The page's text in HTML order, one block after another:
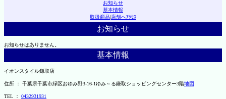
お知らせ
基本情報
取扱商品|店舗へｱｸｾｽ
お知らせ
お知らせはありません。
基本情報
イオンスタイル鎌取店
住所 ： 千葉県千葉市緑区おゆみ野3-16-1ゆみ～る鎌取ショッピングセンター3階地図
TEL ： 0432931931